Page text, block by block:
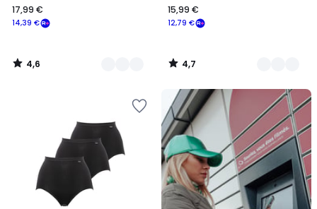
14,39 €
17,99 €
4,6
/
12,79 €
15,99 €
4,7
/
Nouveau
Livraison
en
Locker
Mondial
Relay